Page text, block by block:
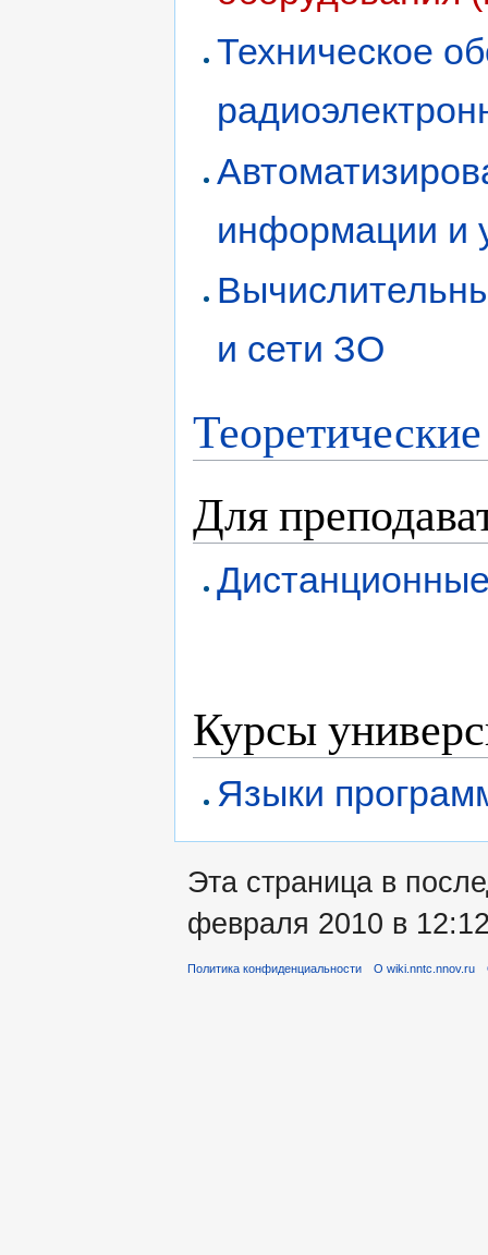
Техническое
информации и
и сети ЗО
Для
Курсы
Языки
Эта страница в
февраля 2010 в
Политика конфиденциальности О wiki.nntc.nnov.ru